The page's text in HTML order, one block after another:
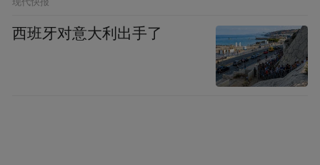
现代快报
西班牙对意大利出手了